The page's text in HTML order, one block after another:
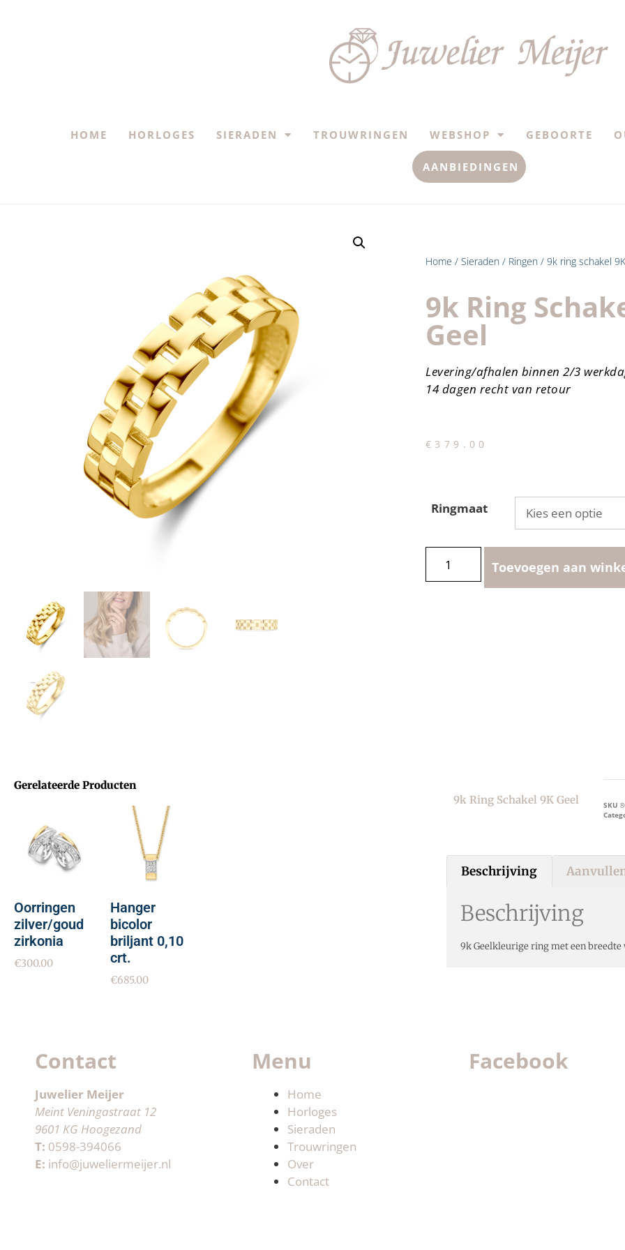
HOME HORLOGES SIERADEN TROUWRINGEN WEBSHOP GEBOORTE
AANBIEDINGEN
Home / Sieraden / Ringen / 9k ring schakel
9k Ring
Geel
Levering/afhalen binnen 2/3
14 dagen recht van retour
€ 379.00
Ringmaat
Toevoegen aan
Gerelateerde Producten
Oorringen
zilver/goud
zirkonia
€300.00
Hanger
bicolor
briljant 0,10
crt.
€685.00
9k Ring Schakel 9K Geel SKU
Beschrijving
Beschrijving
9k Geelkleurige ring met een breedte
Contact
Juwelier Meijer
Meint Veningastraat 12
9601 KG Hoogezand
T: 0598-394066
E: info@juweliermeijer.nl
Menu
Home
Horloges
Sieraden
Trouwringen
Over
Contact
Facebook